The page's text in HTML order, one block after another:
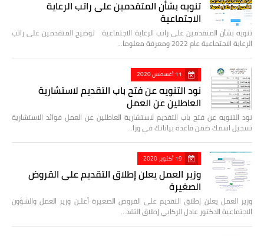
تنويه بشأن المتقدمين على راتب الرعاية
الاجتماعية
تنويه بشأن المتقدمين على راتب الرعاية الاجتماعية توضيح المتقدمين على راتب
الرعاية الاجتماعية عام 2022 ومعرفة معلوما…
11 أغسطس 2020
نود التنويه عن فتح باب التقديم لاستشارية
العاطلين عن العمل
نود التنويه عن فتح باب التقديم لاستشارية العاطلين عن العمل فوائد الاستشارية
تسجيل اسمك ضمن قاعدة بياناتك في وزا…
19 أكتوبر 2020
وزير العمل يعلن إطلاق التقديم على القروض
الصغيرة
وزير العمل يعلن إطلاق التقديم على القروض الصغيرة أعلـن وزير العمل والشؤون
الاجتماعية الدكتور عادل الركابي إطلاق التقد…